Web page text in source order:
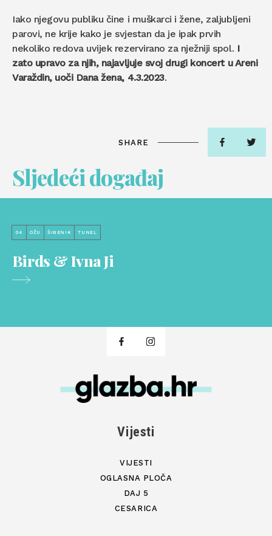
Iako njegovu publiku čine i muškarci i žene, zaljubljeni
parovi, ne krije kako je svjestan da je ipak prvih
nekoliko redova uvijek rezervirano za nježniji spol. I
zato upravo za njih, najavljuje svoj drugi koncert u Areni
Varaždin, uoči Dana žena, 4.3.2023.
SHARE
Sljedeći događaj
04 OŽU ŠIBENIK TUNEL
Birds & Ivna Ji
Vijesti
VIJESTI
OGLASNA PLOČA
DAJ 5
CESARICA